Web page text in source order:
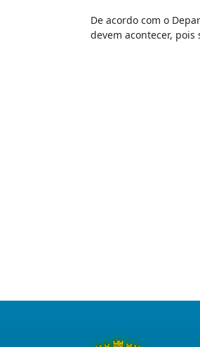
De acordo com o
devem acontecer,